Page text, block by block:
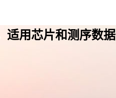
适用芯片和测序数据